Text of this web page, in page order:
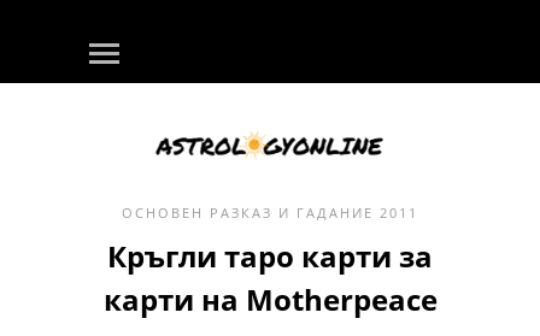
ОСНОВЕН РАЗКАЗ И ГАДАНИЕ 2011
Кръгли таро карти за
карти на Motherpeace